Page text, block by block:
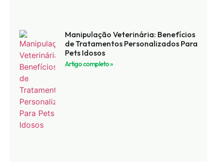
Manipulação Veterinária: Benefícios
de Tratamentos Personalizados Para
Pets Idosos
Artigo completo »